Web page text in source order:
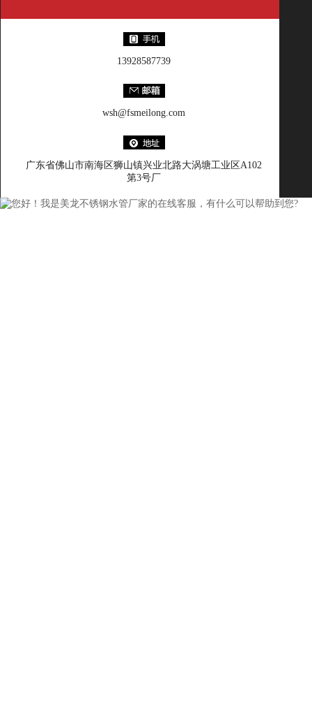
13928587739
wsh@fsmeilong.com
广东省佛山市南海区狮山镇兴业北路大涡塘工业区A102
第3号厂